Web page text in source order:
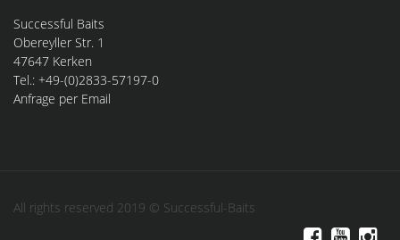
Successful Baits
Obereyller Str. 1
47647 Kerken
Tel.: +49-(0)2833-57197-0
Anfrage per Email
All rights reserved 2019 © Successful-Baits